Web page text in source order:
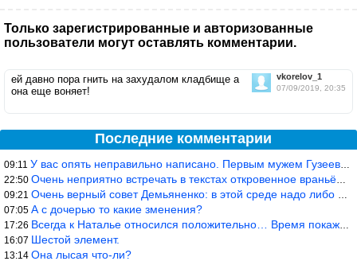
Только зарегистрированные и авторизованные
пользователи могут оставлять комментарии.
vkorelov_1
07/09/2019, 20:35
ей давно пора гнить на захудалом кладбище а
она еще воняет!
Последние комментарии
09:11 У вас опять неправильно написано. Первым мужем Гузеевой был Илья
22:50 Очень неприятно встречать в текстах откровенное враньё… Конкретн
09:21 Очень верный совет Демьяненко: в этой среде надо либо иметь зубы
07:05 А с дочерью то какие зменения?
17:26 Всегда к Наталье относился положительно… Время покажет, что буде
16:07 Шестой элемент.
13:14 Она лысая что-ли?